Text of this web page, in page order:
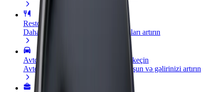
Restoran və ya mağaza əlavə edin
Daha çox müştəri cəlb edin və satışları artırın
Avtopark sahibi kimi qeydiyyatdan keçin
Avtoparkınızı Bolt platformasına qoşun və gəlirinizi artırın